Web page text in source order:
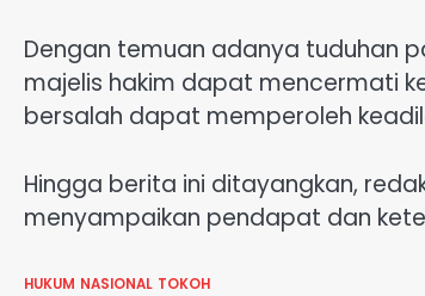
Dengan temuan adanya tuduhan
majelis hakim dapat mencermati
bersalah dapat memperoleh
Hingga berita ini ditayangkan,
menyampaikan pendapat dan
HUKUM NASIONAL TOKOH